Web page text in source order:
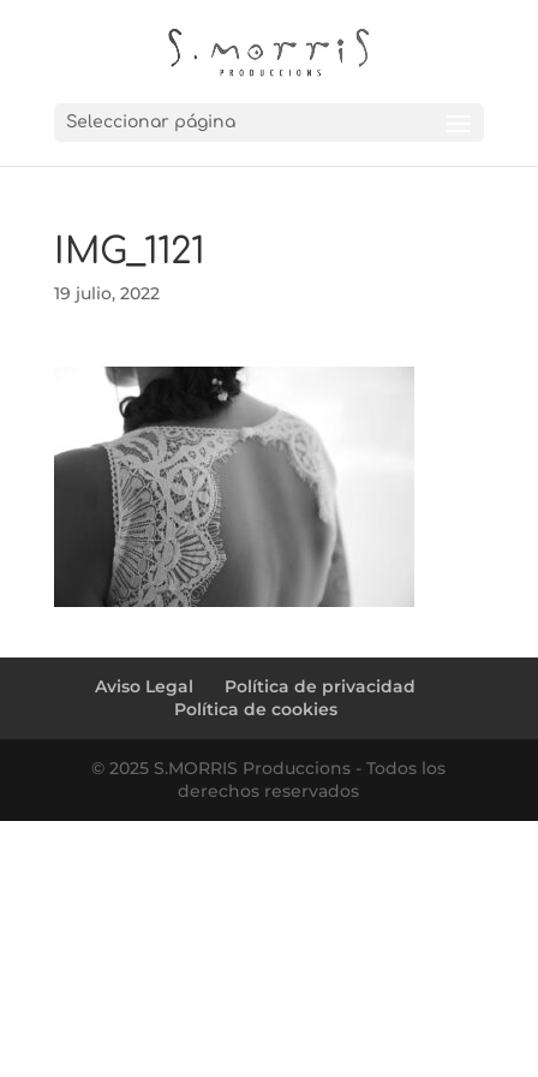
Seleccionar página
IMG_1121
19 julio, 2022
Aviso Legal
Política de privacidad
Política de cookies
© 2025 S.MORRIS Produccions - Todos los
derechos reservados